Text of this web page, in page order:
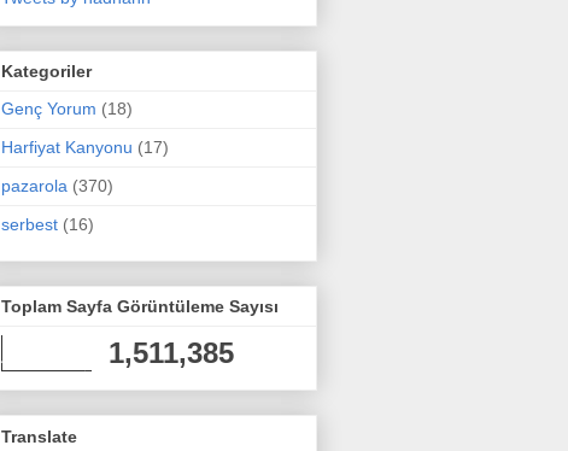
Kategoriler
Genç Yorum (18)
Harfiyat Kanyonu (17)
pazarola (370)
serbest (16)
Toplam Sayfa Görüntüleme Sayısı
1,511,385
Translate